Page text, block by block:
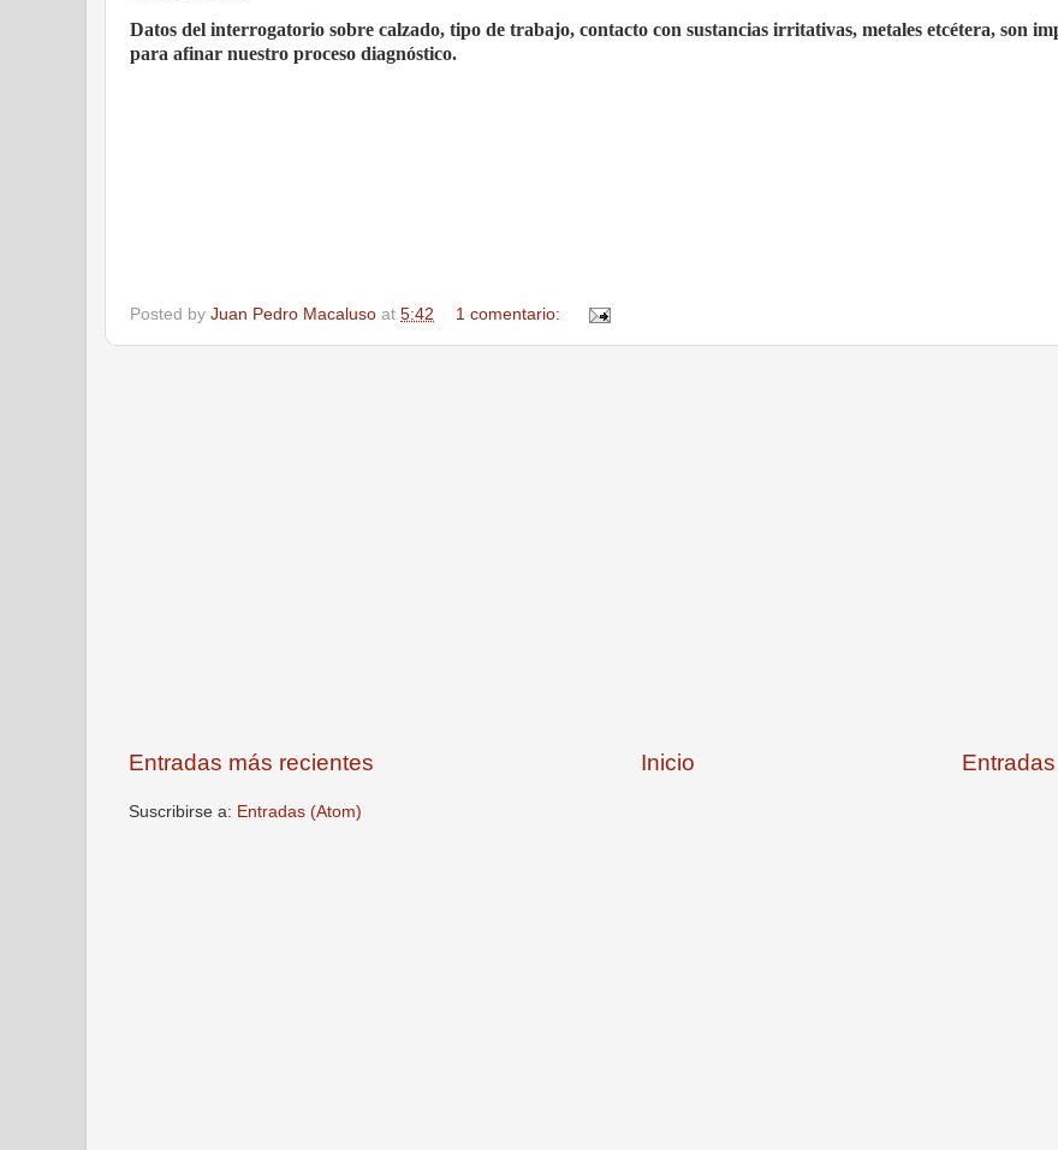
Datos del interrogatorio sobre calzado, tipo de trabajo, contacto con sustancias irritativas, metales etcétera, son
para afinar nuestro proceso diagnóstico.
Posted by Juan Pedro Macaluso at 5:42 1 comentario:
Entradas más recientes Inicio
Suscribirse a: Entradas (Atom)